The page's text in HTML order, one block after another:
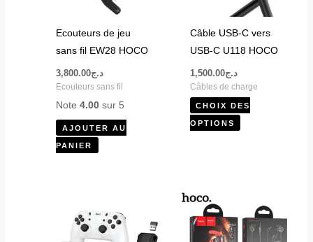
Ecouteurs de jeu
sans fil EW28 HOCO
د.ج3,800.00
Ecouteurs sans fil
Note4.00 sur 5
AJOUTER AU
PANIER
Câble USB-C vers
USB-C U118 HOCO
د.ج1,500.00
Câbles de charge
CHOIX DES
OPTIONS
options
peuvent
être
la
page
du